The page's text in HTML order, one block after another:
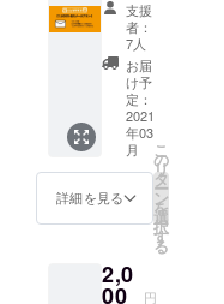
一人でも多
く増やして
いきたいと
考えていま
す。
将来、"アメ
リカ村
CLAPPER"と
共に成長し
スト達が、
ン-】 -
リター
ン内
容-
CLAPP
ERから
感謝の
メール
が届き
ます！
・
CLAPP
から
メール
支援
者：
7人
お届
け予
定：
2021
年03
月
詳細を見る
こ
の
リ
タ
ー
ン
を
選
択
す
る
2,0
00 円